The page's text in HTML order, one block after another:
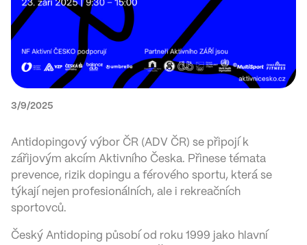
3/9/2025
Antidopingový výbor ČR (ADV ČR) se připojí k
zářijovým akcím Aktivního Česka. Přinese témata
prevence, rizik dopingu a férového sportu, která se
týkají nejen profesionálních, ale i rekreačních
sportovců.
Český Antidoping působí od roku 1999 jako hlavní